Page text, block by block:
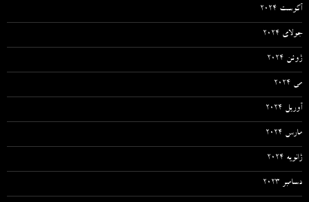
آگوست 2024
جولای 2024
ژوئن 2024
می 2024
آوریل 2024
مارس 2024
ژانویه 2024
دسامبر 2023